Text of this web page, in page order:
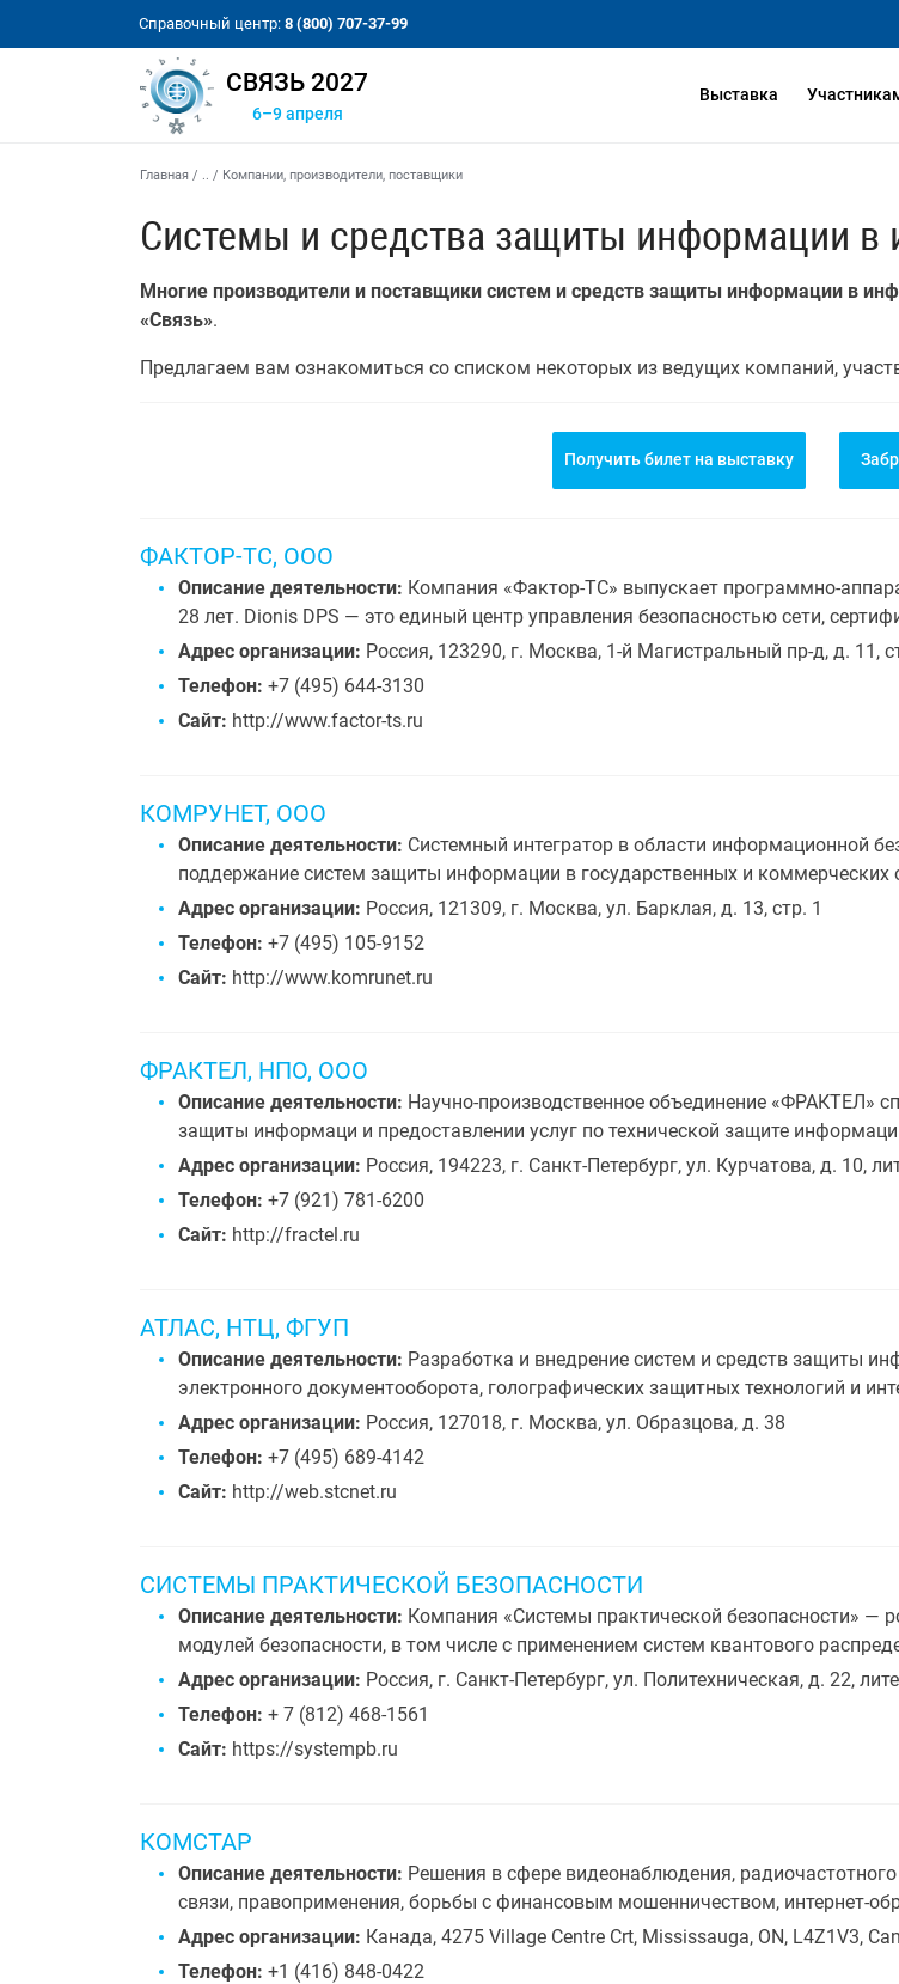
Справочный центр: 8 (800) 707-37-99
СВЯЗЬ 2027
6–9 апреля
Выставка
Главная / .. / Компании, производители, поставщики
Системы и средства защиты информации в
Многие производители и поставщики систем и средств защиты информации в
«Связь».
Предлагаем вам ознакомиться со списком некоторых из ведущих компаний,
Получить билет на выставку
ФАКТОР-ТС, ООО
Описание деятельности: Компания «Фактор-ТС» выпускает программно-
28 лет. Dionis DPS — это единый центр управления безопасностью сети,
Адрес организации: Россия, 123290, г. Москва, 1-й Магистральный пр-д, д. 11,
Телефон: +7 (495) 644-3130
Сайт: http://www.factor-ts.ru
КОМРУНЕТ, ООО
Описание деятельности: Системный интегратор в области информационной
поддержание систем защиты информации в государственных и коммерческих
Адрес организации: Россия, 121309, г. Москва, ул. Барклая, д. 13, стр. 1
Телефон: +7 (495) 105-9152
Сайт: http://www.komrunet.ru
ФРАКТЕЛ, НПО, ООО
Описание деятельности: Научно-производственное объединение «ФРАКТЕЛ»
защиты информаци и предоставлении услуг по технической защите
Адрес организации: Россия, 194223, г. Санкт-Петербург, ул. Курчатова, д. 10,
Телефон: +7 (921) 781-6200
Сайт: http://fractel.ru
АТЛАС, НТЦ, ФГУП
Описание деятельности: Разработка и внедрение систем и средств защиты
электронного документооборота, голографических защитных технологий и
Адрес организации: Россия, 127018, г. Москва, ул. Образцова, д. 38
Телефон: +7 (495) 689-4142
Сайт: http://web.stcnet.ru
СИСТЕМЫ ПРАКТИЧЕСКОЙ БЕЗОПАСНОСТИ
Описание деятельности: Компания «Системы практической безопасности» —
модулей безопасности, в том числе с применением систем квантового
Адрес организации: Россия, г. Санкт-Петербург, ул. Политехническая, д. 22,
Телефон: + 7 (812) 468-1561
Сайт: https://systempb.ru
КОМСТАР
Описание деятельности: Решения в сфере видеонаблюдения,
связи, правоприменения, борьбы с финансовым мошенничеством, интернет-
Адрес организации: Канада, 4275 Village Centre Crt, Mississauga, ON, L4Z1V3,
Телефон: +1 (416) 848-0422